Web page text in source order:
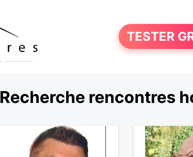
TESTER
Recherche rencontres